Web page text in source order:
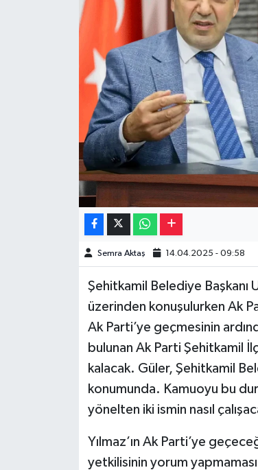
Semra Aktaş 14.04.2025 - 09:58
Şehitkamil Belediye Başkanı
üzerinden konuşulurken Ak
Ak Parti’ye geçmesinin
bulunan Ak Parti Şehitkamil
kalacak. Güler, Şehitkamil
konumunda. Kamuoyu bu
yönelten iki ismin nasıl
Yılmaz’ın Ak Parti’ye
yetkilisinin yorum
Resmi İlanlar
Sinemalar
Siyaset
Teknoloji
Yeme-İçme